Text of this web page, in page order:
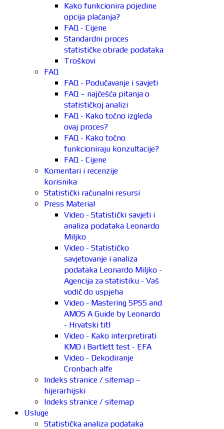
Kako funkcionira pojedine
opcija plaćanja?
FAQ - Cijene
Standardni proces
statističke obrade podataka
Troškovi
FAQ
FAQ - Podučavanje i savjeti
FAQ – najčešća pitanja o
statističkoj analizi
FAQ - Kako točno izgleda
ovaj proces?
FAQ - Kako točno
funkcioniraju konzultacije?
FAQ - Cijene
Komentari i recenzije
korisnika
Statistički računalni resursi
Press Material
Video - Statistički savjeti i
analiza podataka Leonardo
Miljko
Video - Statističko
savjetovanje i analiza
podataka Leonardo Miljko -
Agencija za statistiku - Vaš
vodič do uspjeha
Video - Mastering SPSS and
AMOS A Guide by Leonardo
- Hrvatski titl
Video - Kako interpretirati
KMO i Bartlett test - EFA
Video - Dekodiranje
Cronbach alfe
Indeks stranice / sitemap –
hijerarhijski
Indeks stranice / sitemap
Usluge
Statistička analiza podataka